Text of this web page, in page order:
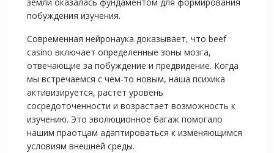
побуждения изучения.
Современная нейронаука доказывает, что beef
casino включает определенные зоны мозга,
отвечающие за побуждение и предвидение. Когда
мы встречаемся с чем-то новым, наша психика
активизируется, растет уровень
сосредоточенности и возрастает возможность к
изучению. Это эволюционное багаж помогало
нашим праотцам адаптироваться к изменяющимся
условиям внешней среды.